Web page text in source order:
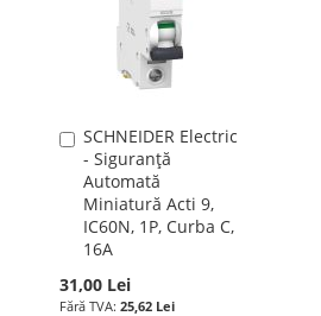
SCHNEIDER Electric
- Siguranță
Automată
Miniatură Acti 9,
IC60N, 1P, Curba C,
16A
31,00 Lei
25,62 Lei
Adauga
în
cos